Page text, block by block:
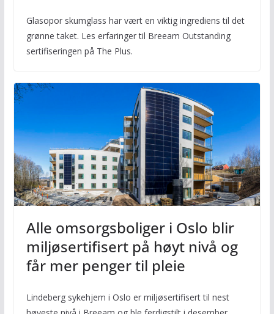
Glasopor skumglass har vært en viktig ingrediens til det
grønne taket. Les erfaringer til Breeam Outstanding
sertifiseringen på The Plus.
Alle omsorgsboliger i Oslo blir
miljøsertifisert på høyt nivå og
får mer penger til pleie
Lindeberg sykehjem i Oslo er miljøsertifisert til nest